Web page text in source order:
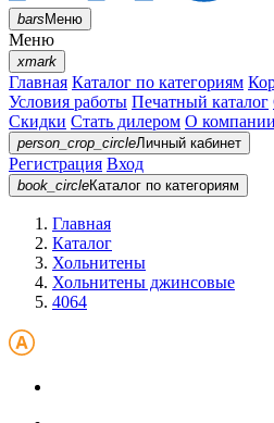
barsМеню
Меню
xmark
Главная Каталог по категориям
Условия работы Печатный каталог
Скидки Стать дилером О компании
person_crop_circleЛичный кабинет
Регистрация Вход
book_circleКаталог по категориям
Главная
Каталог
Хольнитены
Хольнитены джинсовые
4064